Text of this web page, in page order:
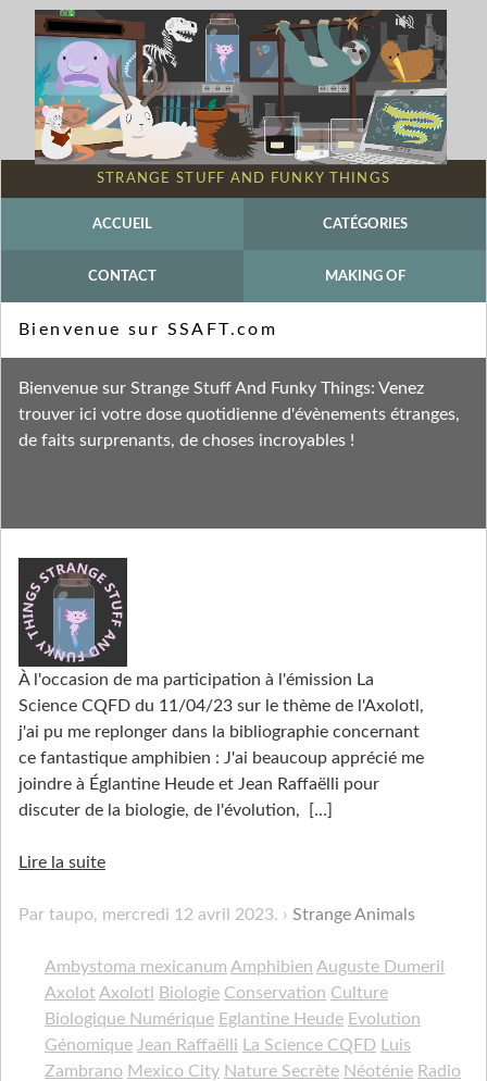
STRANGE STUFF AND FUNKY THINGS
ACCUEIL CATÉGORIES
CONTACT MAKING OF
Fil des commentaires
À l'occasion de ma participation à l'émission La
Science CQFD du 11/04/23 sur le thème de l'Axolotl,
j'ai pu me replonger dans la bibliographie concernant
ce fantastique amphibien : J'ai beaucoup apprécié me
joindre à Églantine Heude et Jean Raffaëlli pour
discuter de la biologie, de l'évolution,
[…]
Lire la suite
Par taupo, mercredi 12 avril 2023. Strange Animals
Ambystoma mexicanum Amphibien Auguste Dumeril
Axolot Axolotl Biologie Conservation Culture
Biologique Numérique Eglantine Heude Evolution
Génomique Jean Raffaëlli La Science CQFD Luis
Zambrano Mexico City Nature Secrète Néoténie Radio
Bienvenue sur SSAFT.com
Bienvenue sur Strange Stuff And Funky Things: Venez
trouver ici votre dose quotidienne d'évènements étranges,
de faits surprenants, de choses incroyables !